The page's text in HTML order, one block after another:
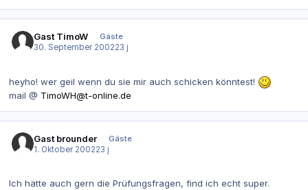
Gast TimoW
Gäste
30. September 200223 j
heyho! wer geil wenn du sie mir auch schicken könntest!
mail @ TimoWH@t-online.de
Gast brounder
Gäste
1. Oktober 200223 j
Ich hätte auch gern die Prüfungsfragen, find ich echt super.